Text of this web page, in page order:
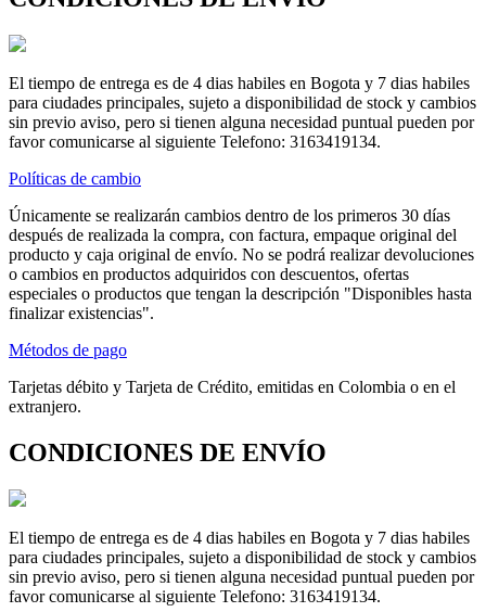
El tiempo de entrega es de 4 dias habiles en Bogota y 7 dias habiles
para ciudades principales, sujeto a disponibilidad de stock y cambios
sin previo aviso, pero si tienen alguna necesidad puntual pueden por
favor comunicarse al siguiente Telefono: 3163419134.
Políticas de cambio
Únicamente se realizarán cambios dentro de los primeros 30 días
después de realizada la compra, con factura, empaque original del
producto y caja original de envío. No se podrá realizar devoluciones
o cambios en productos adquiridos con descuentos, ofertas
especiales o productos que tengan la descripción "Disponibles hasta
finalizar existencias".
Métodos de pago
Tarjetas débito y Tarjeta de Crédito, emitidas en Colombia o en el
extranjero.
CONDICIONES DE ENVÍO
El tiempo de entrega es de 4 dias habiles en Bogota y 7 dias habiles
para ciudades principales, sujeto a disponibilidad de stock y cambios
sin previo aviso, pero si tienen alguna necesidad puntual pueden por
favor comunicarse al siguiente Telefono: 3163419134.